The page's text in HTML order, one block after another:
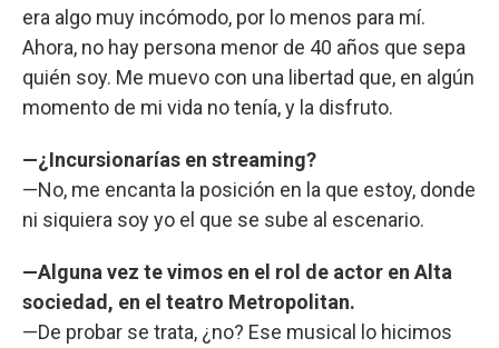
era algo muy incómodo, por lo menos para mí.
Ahora, no hay persona menor de 40 años que sepa
quién soy. Me muevo con una libertad que, en algún
momento de mi vida no tenía, y la disfruto.
—¿Incursionarías en streaming?
—No, me encanta la posición en la que estoy, donde
ni siquiera soy yo el que se sube al escenario.
—Alguna vez te vimos en el rol de actor en Alta
sociedad, en el teatro Metropolitan.
—De probar se trata, ¿no? Ese musical lo hicimos